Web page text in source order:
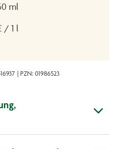
ml
/ 1 l
| PZN: 01986523